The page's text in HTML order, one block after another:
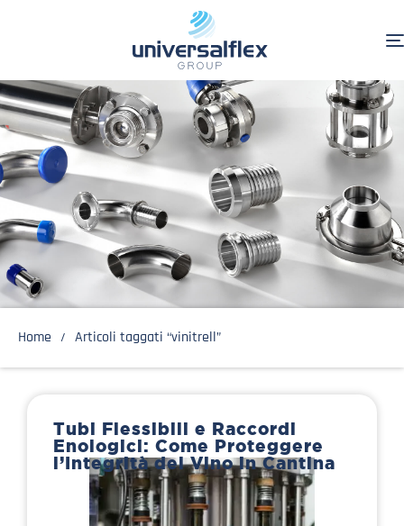
Home Articoli taggati “vinitrell”
Tubi Flessibili e Raccordi
Enologici: Come Proteggere
l’Integrità del Vino in Cantina